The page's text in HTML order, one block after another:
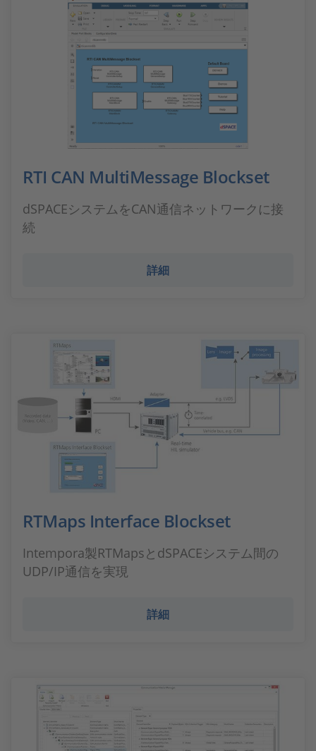
RTI CAN MultiMessage Blockset
dSPACEシステムをCAN通信ネットワークに接
続
詳細
RTMaps Interface Blockset
Intempora製RTMapsとdSPACEシステム間の
UDP/IP通信を実現
詳細